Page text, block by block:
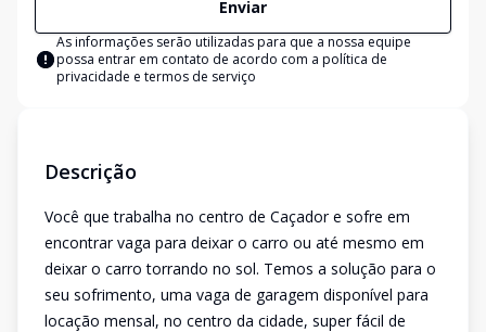
Enviar
As informações serão utilizadas para que a nossa equipe
possa entrar em contato de acordo com a política de
privacidade e termos de serviço
Descrição
Você que trabalha no centro de Caçador e sofre em
encontrar vaga para deixar o carro ou até mesmo em
deixar o carro torrando no sol. Temos a solução para o
seu sofrimento, uma vaga de garagem disponível para
locação mensal, no centro da cidade, super fácil de